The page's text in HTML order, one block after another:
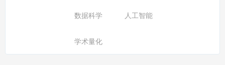
数据科学 人工智能
学术量化